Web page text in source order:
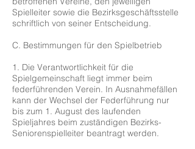
Spielleiter sowie die Bezirksgeschäftsstelle
schriftlich von seiner Entscheidung.
C. Bestimmungen für den Spielbetrieb
1. Die Verantwortlichkeit für die
Spielgemeinschaft liegt immer beim
federführenden Verein. In Ausnahmefällen
kann der Wechsel der Federführung nur
bis zum 1. August des laufenden
Spieljahres beim zuständigen Bezirks-
Seniorenspielleiter beantragt werden.